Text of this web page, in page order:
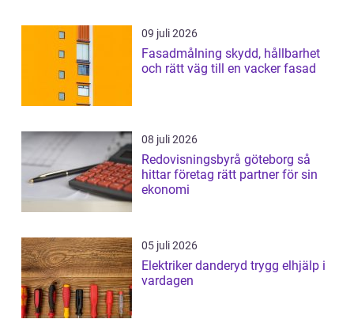
09 juli 2026
Fasadmålning skydd, hållbarhet
och rätt väg till en vacker fasad
08 juli 2026
Redovisningsbyrå göteborg så
hittar företag rätt partner för sin
ekonomi
05 juli 2026
Elektriker danderyd trygg elhjälp i
vardagen